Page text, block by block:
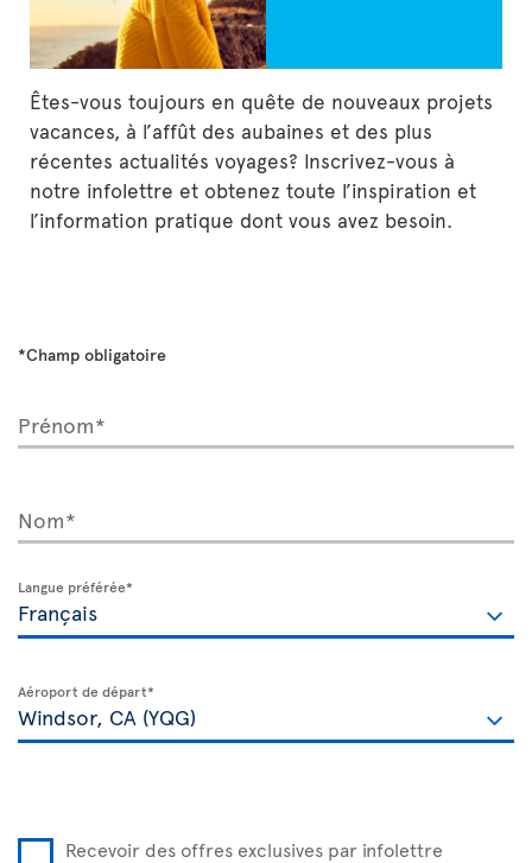
Êtes-vous toujours en quête de nouveaux projets
vacances, à l’affût des aubaines et des plus
récentes actualités voyages? Inscrivez-vous à
notre infolettre et obtenez toute l’inspiration et
l’information pratique dont vous avez besoin.
*Champ obligatoire
Prénom*
Nom*
Langue préférée*
Aéroport de départ*
Recevoir des offres exclusives par infolettre